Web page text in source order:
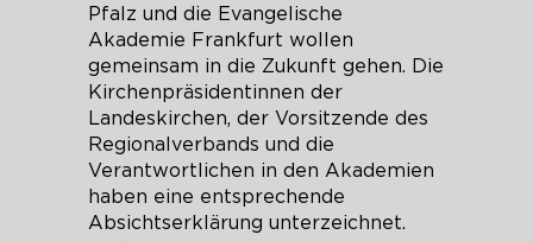
Pfalz und die Evangelische
Akademie Frankfurt wollen
gemeinsam in die Zukunft gehen. Die
Kirchenpräsidentinnen der
Landeskirchen, der Vorsitzende des
Regionalverbands und die
Verantwortlichen in den Akademien
haben eine entsprechende
Absichtserklärung unterzeichnet.